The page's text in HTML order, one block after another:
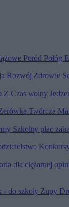
Poród Połóg
Rozwój Zdrowie
Z Czas wolny
Twórcza
Szkolny plac
dla ciężarnej
- do szkoły Zupy